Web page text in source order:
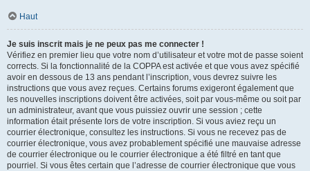
Haut
Je suis inscrit mais je ne peux pas me connecter !
Vérifiez en premier lieu que votre nom d’utilisateur et votre mot de passe soient
corrects. Si la fonctionnalité de la COPPA est activée et que vous avez spécifié
avoir en dessous de 13 ans pendant l’inscription, vous devrez suivre les
instructions que vous avez reçues. Certains forums exigeront également que
les nouvelles inscriptions doivent être activées, soit par vous-même ou soit par
un administrateur, avant que vous puissiez ouvrir une session ; cette
information était présente lors de votre inscription. Si vous aviez reçu un
courrier électronique, consultez les instructions. Si vous ne recevez pas de
courrier électronique, vous avez probablement spécifié une mauvaise adresse
de courrier électronique ou le courrier électronique a été filtré en tant que
pourriel. Si vous êtes certain que l’adresse de courrier électronique que vous